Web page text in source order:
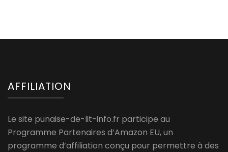
AFFILIATION
Le site punaise-de-lit-info.fr participe au
Programme Partenaires d’Amazon EU, un
programme d’affiliation conçu pour permettre à des